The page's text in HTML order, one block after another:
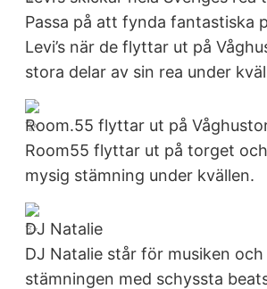
Passa på att fynda fantastiska
Levi’s när de flyttar ut på
stora delar av sin rea under
Room.55 flyttar ut på
Room55 flyttar ut på torget
mysig stämning under kvällen.
DJ Natalie
DJ Natalie står för musiken
stämningen med schyssta